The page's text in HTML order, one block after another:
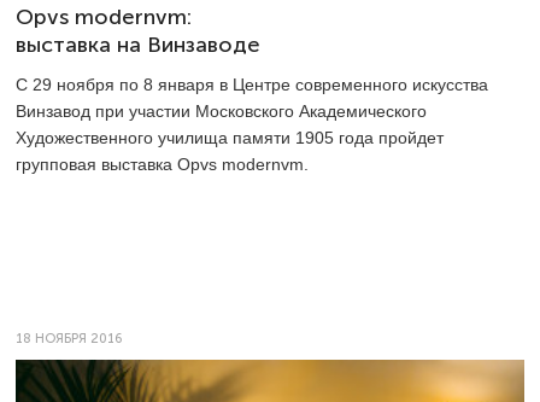
Opvs modernvm:
выставка на Винзаводе
С 29 ноября по 8 января в Центре современного искусства
Винзавод при участии Московского Академического
Художественного училища памяти 1905 года пройдет
групповая выставка Opvs modernvm.
18 НОЯБРЯ 2016